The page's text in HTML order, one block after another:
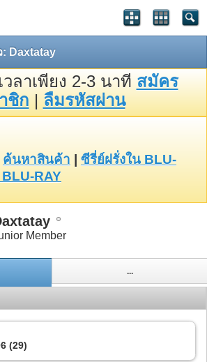
Daxtatay
ลาเพียง 2-3 นาที สมัคร
ชิก | ลืมรหัสผ่าน
ค้นหาสินค้า
ซีรี่ย์ฝรั่งใน BLU-
RAY
Member
...
(29)